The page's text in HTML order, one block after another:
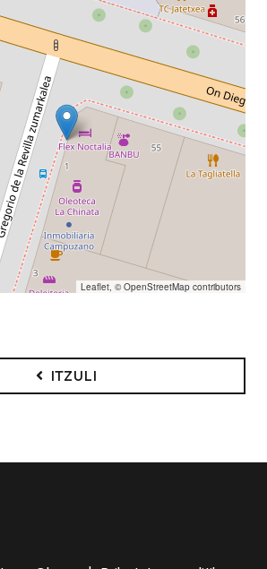
Leaflet, ©OpenStreetMap contributors
ITZULI